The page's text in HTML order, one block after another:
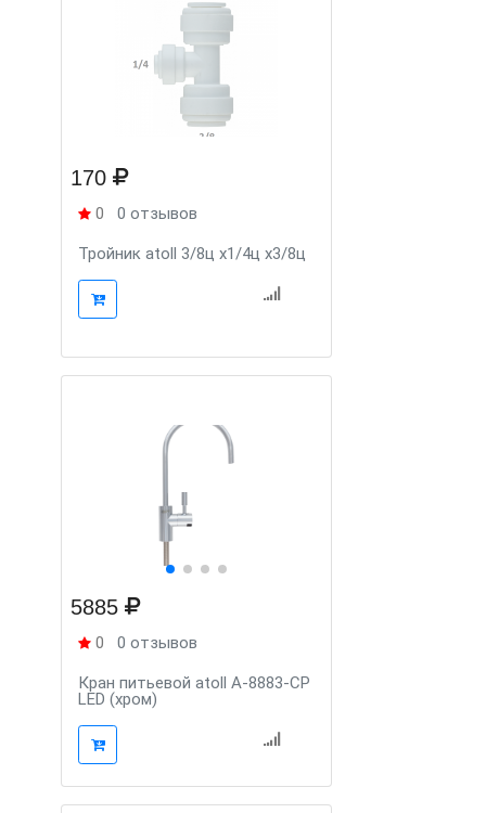
170
0 0 отзывов
Тройник atoll 3/8ц x1/4ц x3/8ц
5885
0 0 отзывов
Кран питьевой atoll A-8883-CP
LED (хром)